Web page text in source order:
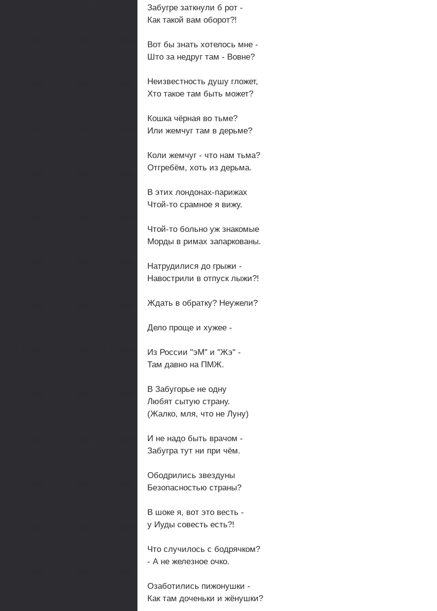
Забугре заткнули б рот -
Как такой вам оборот?!
Вот бы знать хотелось мне -
Што за недруг там - Вовне?
Неизвестность душу гложет,
Хто такое там быть может?
Кошка чёрная во тьме?
Или жемчуг там в дерьме?
Коли жемчуг - что нам тьма?
Отгребём, хоть из дерьма.
В этих лондонах-парижах
Чтой-то срамное я вижу.
Чтой-то больно уж знакомые
Морды в римах запаркованы.
Натрудилися до грыжи -
Навострили в отпуск лыжи?!
Ждать в обратку? Неужели?
Дело проще и хужее -
Из России "эМ" и "Жэ" -
Там давно на ПМЖ.
В Забугорье не одну
Любят сытую страну.
(Жалко, мля, что не Луну)
И не надо быть врачом -
Забугра тут ни при чём.
Ободрились звездуны
Безопасностью страны?
В шоке я, вот это весть -
у Иуды совесть есть?!
Что случилось с бодрячком?
- А не железное очко.
Озаботились пижонушки -
Как там доченьки и жёнушки?